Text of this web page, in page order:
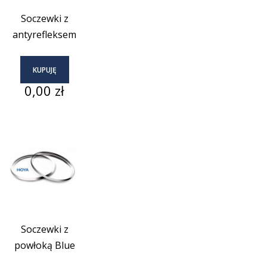
Soczewki z
antyrefleksem
KUPUJĘ
Cena
0,00 zł
Soczewki z
powłoką Blue